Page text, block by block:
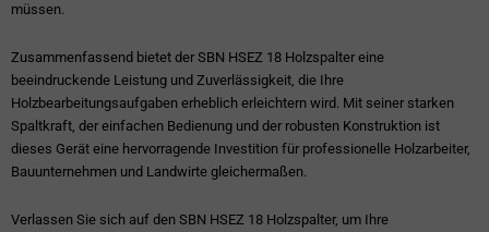
müssen.
Zusammenfassend bietet der SBN HSEZ 18 Holzspalter eine
beeindruckende Leistung und Zuverlässigkeit, die Ihre
Holzbearbeitungsaufgaben erheblich erleichtern wird. Mit seiner starken
Spaltkraft, der einfachen Bedienung und der robusten Konstruktion ist
dieses Gerät eine hervorragende Investition für professionelle Holzarbeiter,
Bauunternehmen und Landwirte gleichermaßen.
Verlassen Sie sich auf den SBN HSEZ 18 Holzspalter, um Ihre